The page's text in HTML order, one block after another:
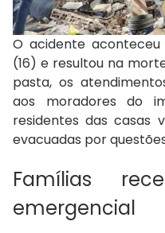
O acidente
(16) e resultou na
pasta, os
aos moradores do
residentes das casas
evacuadas por
Famílias
emergencial